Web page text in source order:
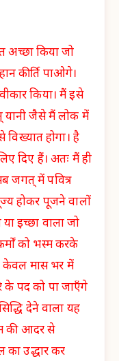
अच्छा किया जो
कीर्ति पाओगे।
किया। मैं इसे
यानी जैसे मैं लोक में
विख्यात होगा। है
दिए हैं। अतः मैं ही
जगत् में पवित्र
होकर पूजने वालों
या इच्छा वाला जो
को भस्म करके
केवल मास भर में
के पद को पा जाएँगे
देने वाला यह
की आदर से
उद्धार कर